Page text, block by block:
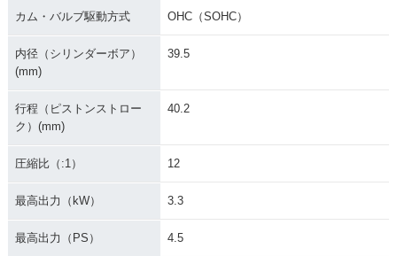
カム・バルブ駆動方式 OHC（SOHC）
内径（シリンダーボア）
(mm)
39.5
行程（ピストンストロー
ク）(mm)
40.2
圧縮比（:1） 12
最高出力（kW） 3.3
最高出力（PS） 4.5